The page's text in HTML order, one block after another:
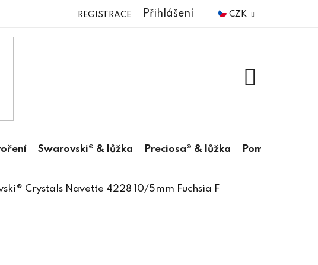
CZK
Přihlášení
REGISTRACE
Swarovski® & lůžka Preciosa® & lůžka Pomůcky
Crystals Navette 4228 10/5mm Fuchsia F